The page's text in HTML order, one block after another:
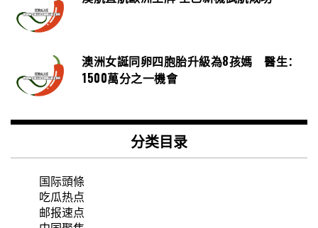
澳洲女誕同卵四胞胎升級為8孩媽 醫生：
1500萬分之一機會
分类目录
国际頭條
吃瓜热点
邮报速点